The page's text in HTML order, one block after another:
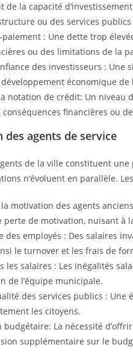
de la capacité
ou des services
paiement : Une dette trop
ou des limitations de la
des investisseurs :
économique de
notation de crédit: Un niveau
financières ou
des agents de service
de la ville constituent
n’évoluent en parallèle.
motivation des agents
perte de motivation, nuisant à
des employés : Des salaires
le turnover et les frais de
les salaires : Les inégalités
de l’équipe municipale.
des services publics :
les citoyens.
budgétaire: La nécessité
supplémentaire sur le